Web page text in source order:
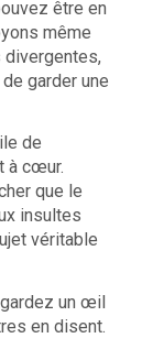
être en
même
divergentes,
garder une
de
à cœur.
que le
insultes
véritable
gardez un œil
en disent.